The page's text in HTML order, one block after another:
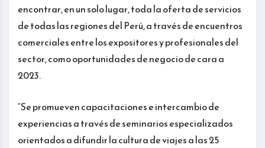
encontrar, en un solo lugar, toda la oferta de servicios
de todas las regiones del Perú, a través de encuentros
comerciales entre los expositores y profesionales del
sector, como oportunidades de negocio de cara a
2023.
“Se promueven capacitaciones e intercambio de
experiencias a través de seminarios especializados
orientados a difundir la cultura de viajes a las 25